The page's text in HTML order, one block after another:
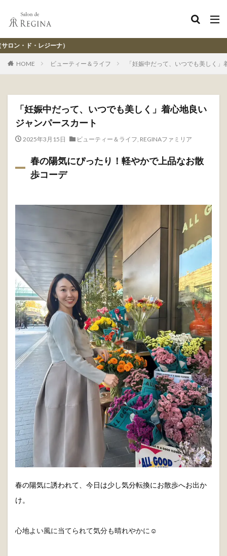
HOME ビューティー＆ライフ 「妊娠中だって、いつでも美しく
「妊娠中だって、いつでも美しく」着心地良い
ジャンパースカート
2025年3月15日 ビューティー＆ライフ, REGINAファミリア
春の陽気にぴったり！軽やかで上品なお散
歩コーデ
春の陽気に誘われて、今日は少し気分転換にお散歩へお出か
け。
心地よい風に当てられて気分も晴れやかに☺️